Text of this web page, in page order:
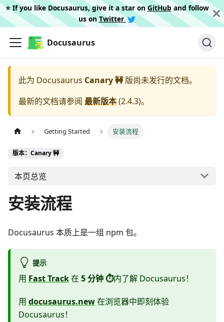
⭐️ If you like Docusaurus, give it a star onGitHub and follow
us on Twitter
Docusaurus
此为 Docusaurus Canary 🚧版尚未发行的文档。
最新的文档请参阅 最新版本(2.4.3)。
Getting Started 安装流程
版本：Canary 🚧
本页总览
安装流程
Docusaurus 本质上是一组 npm 包。
提示
用 Fast Track在 5 分钟 ⏱内了解 Docusaurus！
用 docusaurus.new在浏览器中即刻体验
Docusaurus！